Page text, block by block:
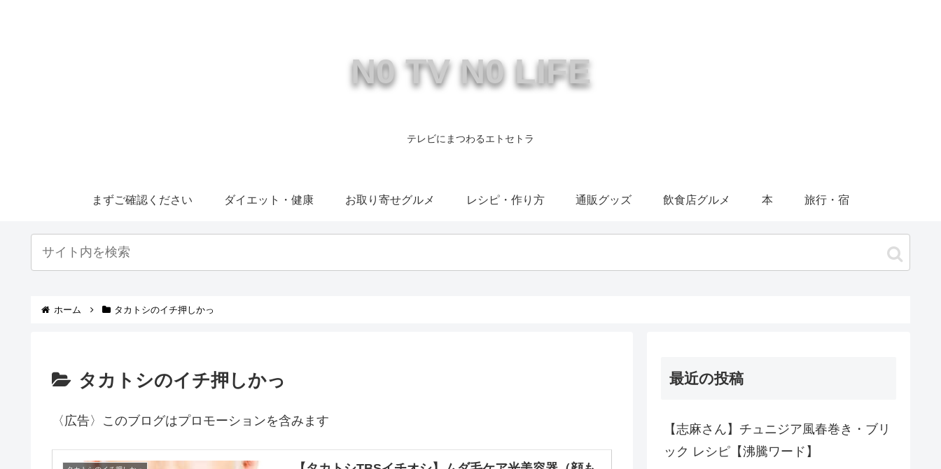
N0 TV N0 LIFE
テレビにまつわるエトセトラ
まずご確認ください ダイエット・健康 お取り寄せグルメ レシピ・作り方 通販グッズ 飲食店グルメ 本 旅行・宿
ホーム タカトシのイチ押しかっ
タカトシのイチ押しかっ 最近の投稿
【志麻さん】チュニジア風春巻き・ブリ
ック レシピ【沸騰ワード】